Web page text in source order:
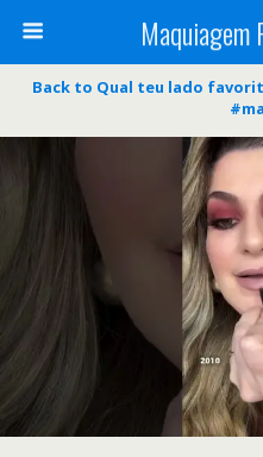
Maquiagem
Back to Qual teu lado